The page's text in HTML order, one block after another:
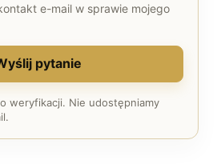
e-mail w sprawie mojego
pytanie
weryfikacji. Nie udostępniamy